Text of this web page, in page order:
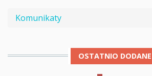
Komunikaty
OSTATNIO DODANE